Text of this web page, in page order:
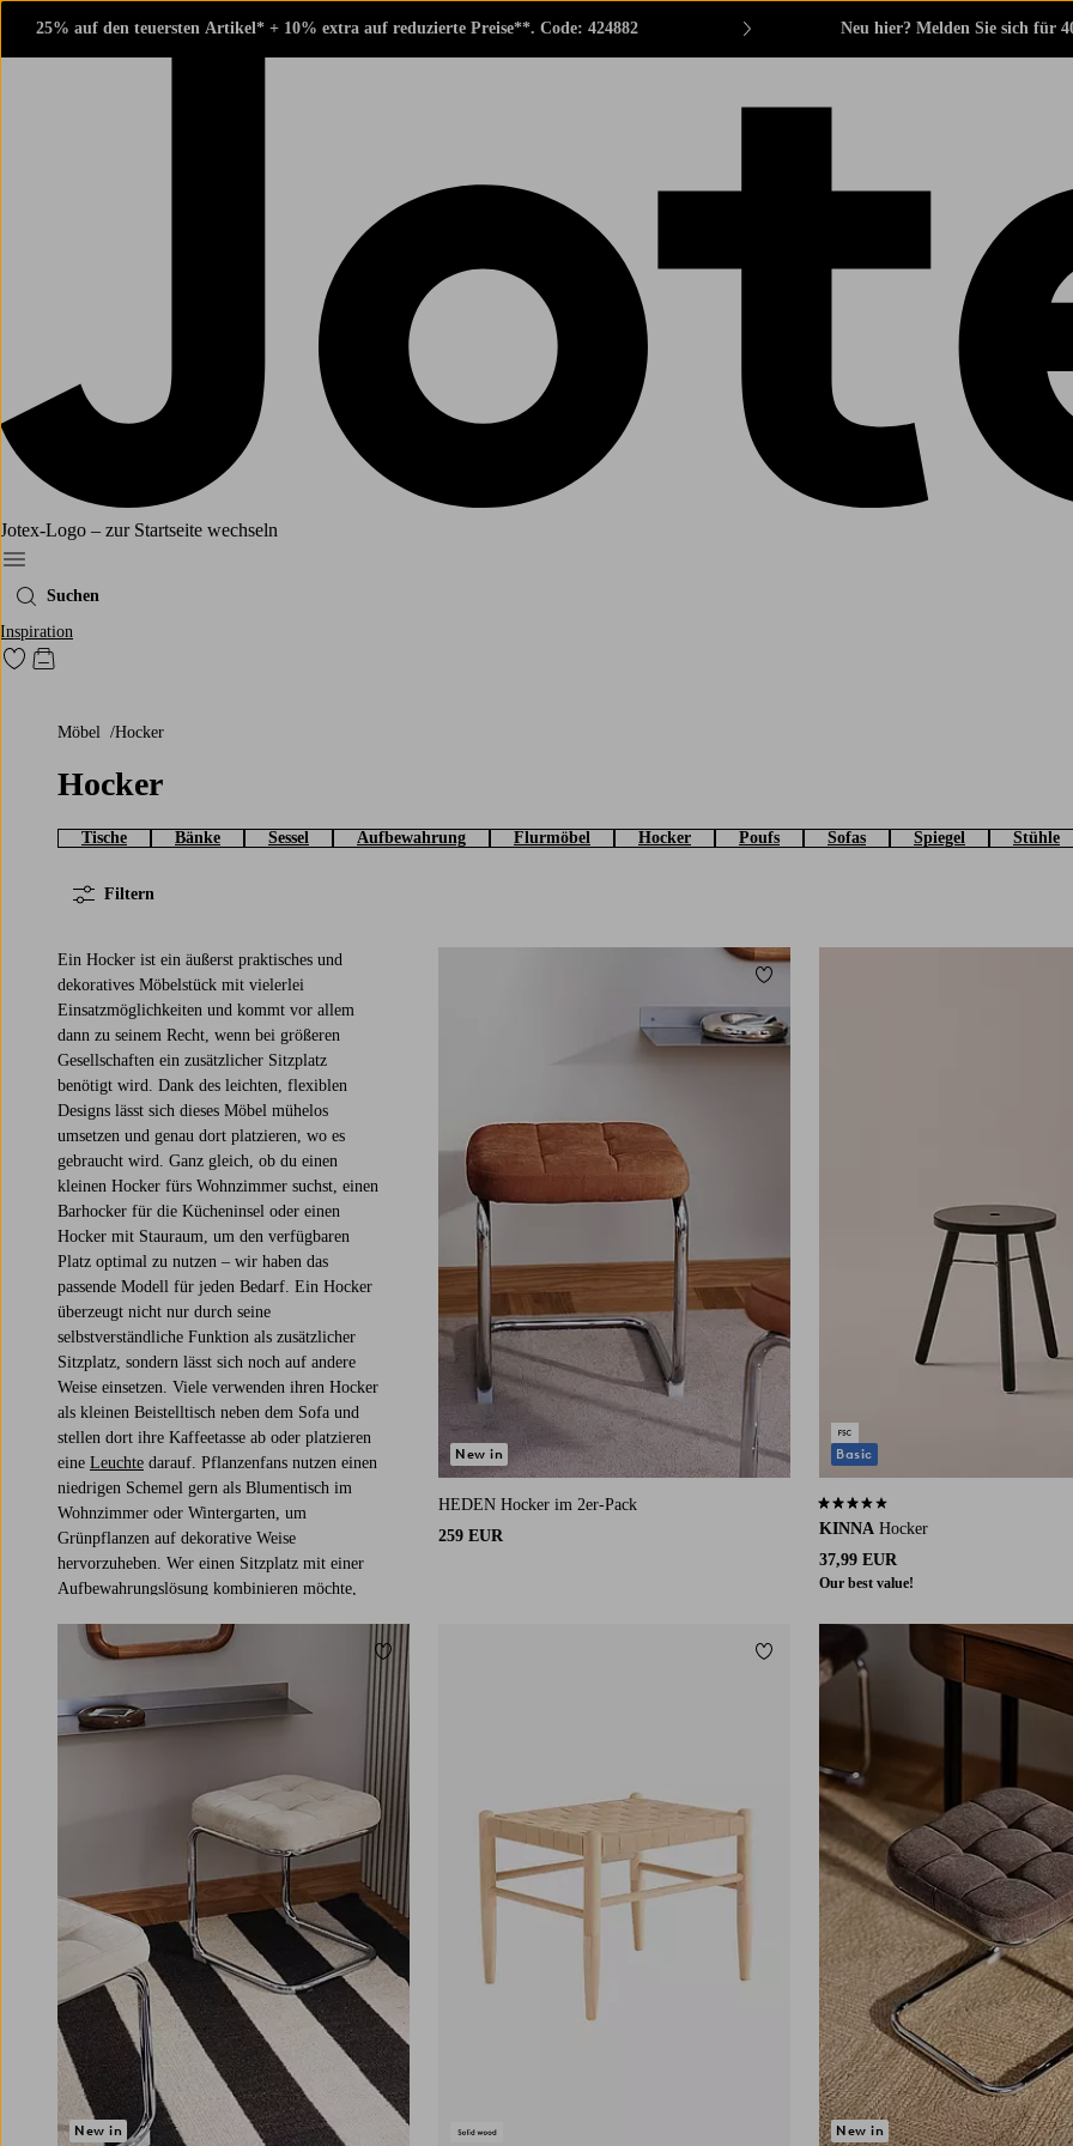
25% auf den teuersten Artikel* + 10% extra auf reduzierte Preise**. Code: 424882 Neu hier? Melden Sie sich für
Jotex-Logo – zur Startseite wechseln
Ellos‘ Menü
Suchen
Inspiration
Zu den als Favoriten markierten Produkten gehen
Zum Warenkorb
Möbel Hocker
Hocker
Tische Bänke Sessel Aufbewahrung Flurmöbel Hocker Poufs Sofas Spiegel Stühle
Filtern
Ein Hocker ist ein äußerst praktisches und
dekoratives Möbelstück mit vielerlei
Einsatzmöglichkeiten und kommt vor allem
dann zu seinem Recht, wenn bei größeren
Gesellschaften ein zusätzlicher Sitzplatz
benötigt wird. Dank des leichten, flexiblen
Designs lässt sich dieses Möbel mühelos
umsetzen und genau dort platzieren, wo es
gebraucht wird. Ganz gleich, ob du einen
kleinen Hocker fürs Wohnzimmer suchst, einen
Barhocker für die Kücheninsel oder einen
Hocker mit Stauraum, um den verfügbaren
Platz optimal zu nutzen – wir haben das
passende Modell für jeden Bedarf. Ein Hocker
überzeugt nicht nur durch seine
selbstverständliche Funktion als zusätzlicher
Sitzplatz, sondern lässt sich noch auf andere
Weise einsetzen. Viele verwenden ihren Hocker
als kleinen Beistelltisch neben dem Sofa und
stellen dort ihre Kaffeetasse ab oder platzieren
eine Leuchte darauf. Pflanzenfans nutzen einen
niedrigen Schemel gern als Blumentisch im
Wohnzimmer oder Wintergarten, um
Grünpflanzen auf dekorative Weise
hervorzuheben. Wer einen Sitzplatz mit einer
Aufbewahrungslösung kombinieren möchte,
Stauraum. Ein Hocker mit Stauraum fungiert
nicht nur als Sitzplatz, sondern punktet zudem
mit einem verborgenen Fach, in dem du
kleinere Dinge verwahren kannst. Er ist damit
die perfekte Lösung für kleine Wohnungen, in
deinen vier Wänden findet ein niedriger
Schemel vielfältige Einsatzbereiche. Ein
niedriger Hocker ist beispielsweise das ideale
Hilfsmittel, wenn du ein Fach oben im Schrank
oder im Regal erreichen möchtest. Auch im
Kinderzimmer macht sich ein niedriger
Schemel nützlich, da er dort – je nach Modell –
sowohl als Sitzplatz als auch zur
Spielzeugaufbewahrung verwendet werden
kann. Wer vielseitige Möbelstücke liebt, für
den sind Hocker eine hervorragende Wahl, da
sie in verschiedenen Räumen und für
verschiedene Zwecke eingesetzt werden
können. Ganz gleich, ob er im Flur als
Sitzplatz dient, wenn du dir die Schuhe
HEDEN Hocker im 2er-Pack
259 EUR
New in
Zu Favoriten hinzufügen
KINNA Hocker
37,99 EUR
Our best value!
3,6 basierend auf 45 Bewertungen
Basic
New in
Zu Favoriten hinzufügen Zu Favoriten hinzufügen
New in